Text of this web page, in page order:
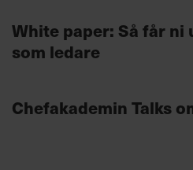
White paper: Så får ni
som ledare
Chefakademin Talks